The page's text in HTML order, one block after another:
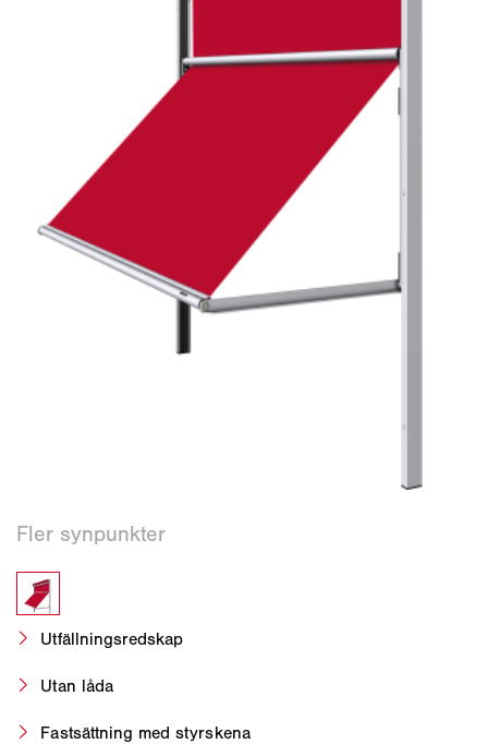
Utfällningsredskap
Utan låda
Fastsättning med styrskena